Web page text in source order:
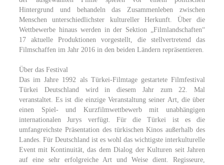
Hintergrund und behandeln das Zusammenleben zwischen
Menschen unterschiedlichster kultureller Herkunft. Über die
Wettbewerbe hinaus werden in der Sektion „Filmlandschaften“
17 aktuelle Produktionen vorgestellt, die stellvertretend das
Filmschaffen im Jahr 2016 in den beiden Ländern repräsentieren.
Über das Festival
Das im Jahre 1992 als Türkei-Filmtage gestartete Filmfestival
Türkei Deutschland wird in diesem Jahr zum 22. Mal
veranstaltet. Es ist die einzige Veranstaltung seiner Art, die über
einen Spiel- und Kurzfilmwettbewerb mit unabhängigen
internationalen Jurys verfügt. Für die Türkei ist es die
umfangreichste Präsentation des türkischen Kinos außerhalb des
Landes. Für Deutschland ist es wohl das wichtigste interkulturelle
Event mit Kontinuität, das dem Dialog der Kulturen seit Jahren
auf eine sehr erfolgreiche Art und Weise dient. Regisseure,